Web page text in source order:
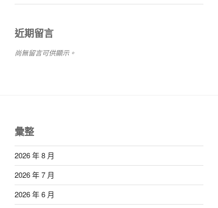
近期留言
尚無留言可供顯示。
彙整
2026 年 8 月
2026 年 7 月
2026 年 6 月